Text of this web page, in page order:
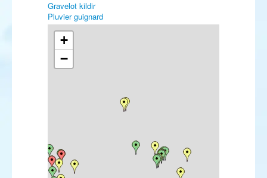
Gravelot kildir
Pluvier guignard
Bécasseau de Bonaparte
Bécasseau de Baird
Bécassin à long bec
Chevalier stagnatile
Labbe à longue queue
Martin-pêcheur d'Amérique
Pipit de Richard
Pipit à dos olive
Pipit à gorge rousse
+
−